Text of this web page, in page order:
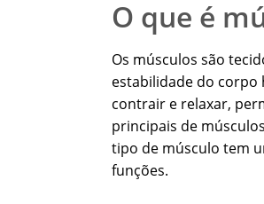
O que é
Os músculos são
estabilidade do corpo
contrair e relaxar,
principais de
tipo de músculo tem
funções.